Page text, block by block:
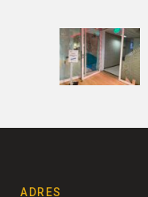
ADRES